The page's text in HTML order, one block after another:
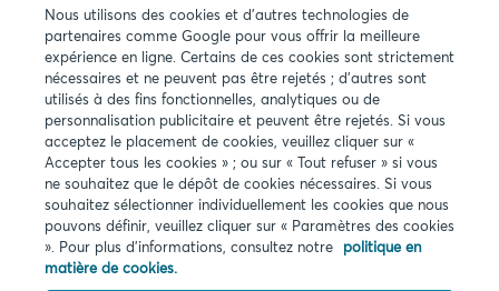
Vous avez des questions ?
Questions fréquentes
Infos légales
Privacy
Cookies
PSD2
Nous utilisons des cookies et d'autres technologies de
partenaires comme Google pour vous offrir la meilleure
expérience en ligne. Certains de ces cookies sont strictement
nécessaires et ne peuvent pas être rejetés ; d'autres sont
utilisés à des fins fonctionnelles, analytiques ou de
personnalisation publicitaire et peuvent être rejetés. Si vous
acceptez le placement de cookies, veuillez cliquer sur «
Accepter tous les cookies » ; ou sur « Tout refuser » si vous
ne souhaitez que le dépôt de cookies nécessaires. Si vous
souhaitez sélectionner individuellement les cookies que nous
pouvons définir, veuillez cliquer sur « Paramètres des cookies
». Pour plus d'informations, consultez notre politique en
matière de cookies.